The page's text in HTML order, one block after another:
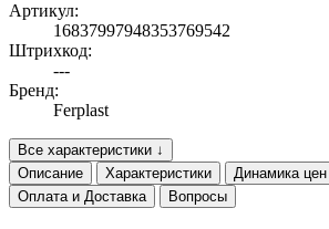
Артикул:
16837997948353769542
Штрихкод:
---
Бренд:
Ferplast
Все характеристики ↓
Описание
Характеристики Динамика цен
Оплата и Доставка
Вопросы